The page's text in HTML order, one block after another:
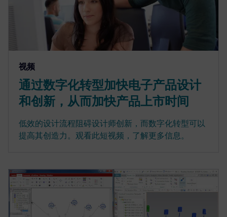
视频
通过数字化转型加快电子产品设计
和创新，从而加快产品上市时间
低效的设计流程阻碍设计师创新，而数字化转型可以
提高其创造力。观看此短视频，了解更多信息。